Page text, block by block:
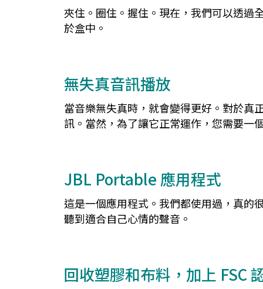
夾住。圈住。握住。現在，我們可以透過
於盒中。
無失真音訊播放
當音樂無失真時，就會變得更好。對於真
訊。當然，為了讓它正常運作，您需要一
JBL Portable 應用程式
這是一個應用程式。我們都使用過，真的
聽到適合自己心情的聲音。
回收塑膠和布料，加上 FSC